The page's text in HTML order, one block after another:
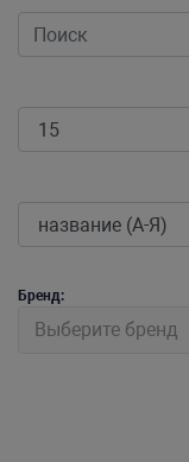
Бренд:
Выберите бренд